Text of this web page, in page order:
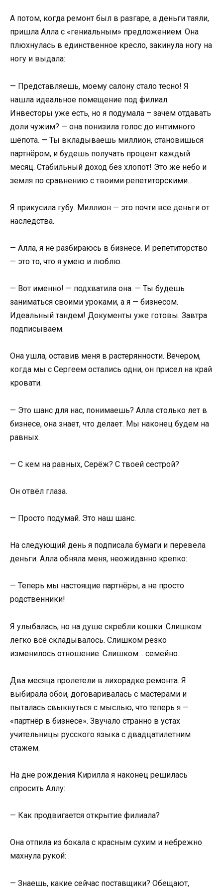
А потом, когда ремонт был в разгаре, а деньги таяли,
пришла Алла с «гениальным» предложением. Она
плюхнулась в единственное кресло, закинула ногу на
ногу и выдала:
— Представляешь, моему салону стало тесно! Я
нашла идеальное помещение под филиал.
Инвесторы уже есть, но я подумала – зачем отдавать
доли чужим? — она понизила голос до интимного
шёпота. — Ты вкладываешь миллион, становишься
партнёром, и будешь получать процент каждый
месяц. Стабильный доход без хлопот! Это же небо и
земля по сравнению с твоими репетиторскими…
Я прикусила губу. Миллион — это почти все деньги от
наследства.
— Алла, я не разбираюсь в бизнесе. И репетиторство
— это то, что я умею и люблю.
— Вот именно! — подхватила она. — Ты будешь
заниматься своими уроками, а я — бизнесом.
Идеальный тандем! Документы уже готовы. Завтра
подписываем.
Она ушла, оставив меня в растерянности. Вечером,
когда мы с Сергеем остались одни, он присел на край
кровати.
— Это шанс для нас, понимаешь? Алла столько лет в
бизнесе, она знает, что делает. Мы наконец будем на
равных.
— С кем на равных, Серёж? С твоей сестрой?
Он отвёл глаза.
— Просто подумай. Это наш шанс.
На следующий день я подписала бумаги и перевела
деньги. Алла обняла меня, неожиданно крепко:
— Теперь мы настоящие партнёры, а не просто
родственники!
Я улыбалась, но на душе скребли кошки. Слишком
легко всё складывалось. Слишком резко
изменилось отношение. Слишком… семейно.
Два месяца пролетели в лихорадке ремонта. Я
выбирала обои, договаривалась с мастерами и
пыталась свыкнуться с мыслью, что теперь я —
«партнёр в бизнесе». Звучало странно в устах
учительницы русского языка с двадцатилетним
стажем.
На дне рождения Кирилла я наконец решилась
спросить Аллу:
— Как продвигается открытие филиала?
Она отпила из бокала с красным сухим и небрежно
махнула рукой:
— Знаешь, какие сейчас поставщики? Обещают,